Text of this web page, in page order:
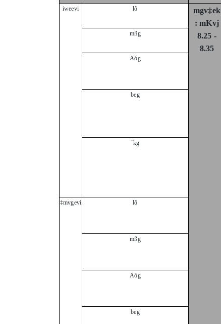
iweevi lô
mgv‡ek
: mKvj
8.25 -
8.35
mßg
Aóg
beg
`kg
‡mvgevi lô
mßg
Aóg
beg